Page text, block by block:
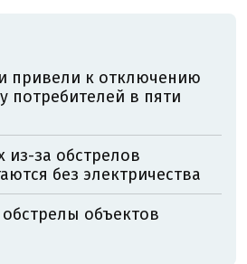
привели к отключению
потребителей в пяти
из-за обстрелов
без электричества
объектов